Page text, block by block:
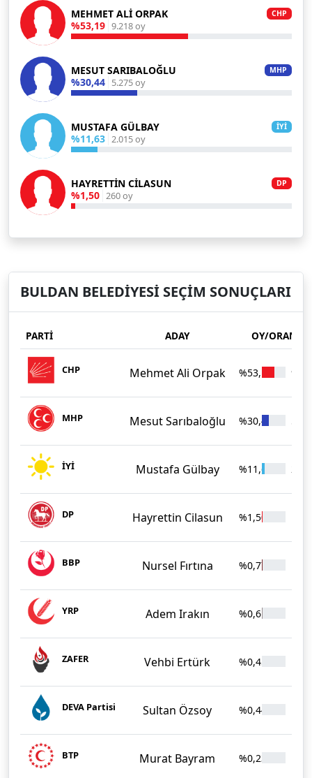
MEHMET ALİ ORPAK CHP
%53,19 9.218 oy
MESUT SARIBALOĞLU MHP
%30,44 5.275 oy
MUSTAFA GÜLBAY İYİ
%11,63 2.015 oy
HAYRETTİN CİLASUN DP
%1,50 260 oy
BULDAN BELEDİYESİ SEÇİM SONUÇLARI
PARTİ ADAY OY/ORAN
CHP Mehmet Ali Orpak %53,19
MHP Mesut Sarıbaloğlu %30,44
İYİ Mustafa Gülbay %11,63
DP Hayrettin Cilasun %1,50
BBP Nursel Fırtına %0,77
YRP Adem Irakın %0,61
ZAFER Vehbi Ertürk %0,45
DEVA Partisi Sultan Özsoy %0,44
BTP Murat Bayram %0,23